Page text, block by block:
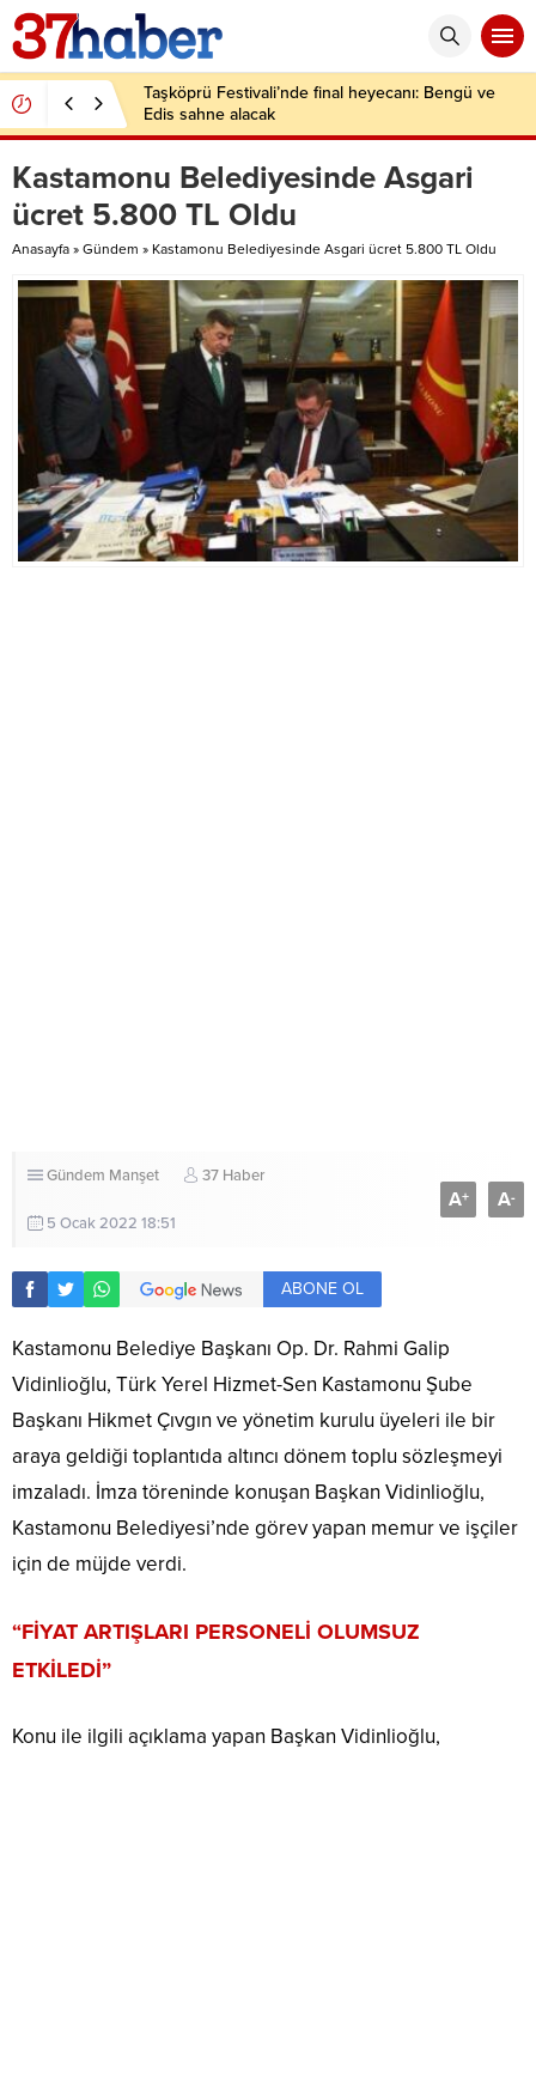
Taşköprü Festivali’nde final heyecanı: Bengü ve
Edis sahne alacak
Kastamonu Belediyesinde Asgari
ücret 5.800 TL Oldu
Anasayfa » Gündem » Kastamonu Belediyesinde Asgari ücret 5.800 TL Oldu
Gündem Manşet 37 Haber
5 Ocak 2022 18:51
A+ A-
ABONE OL
Kastamonu Belediye Başkanı Op. Dr. Rahmi Galip
Vidinlioğlu, Türk Yerel Hizmet-Sen Kastamonu Şube
Başkanı Hikmet Çıvgın ve yönetim kurulu üyeleri ile bir
araya geldiği toplantıda altıncı dönem toplu sözleşmeyi
imzaladı. İmza töreninde konuşan Başkan Vidinlioğlu,
Kastamonu Belediyesi’nde görev yapan memur ve işçiler
için de müjde verdi.
“FİYAT ARTIŞLARI PERSONELİ OLUMSUZ
ETKİLEDİ”
Konu ile ilgili açıklama yapan Başkan Vidinlioğlu,